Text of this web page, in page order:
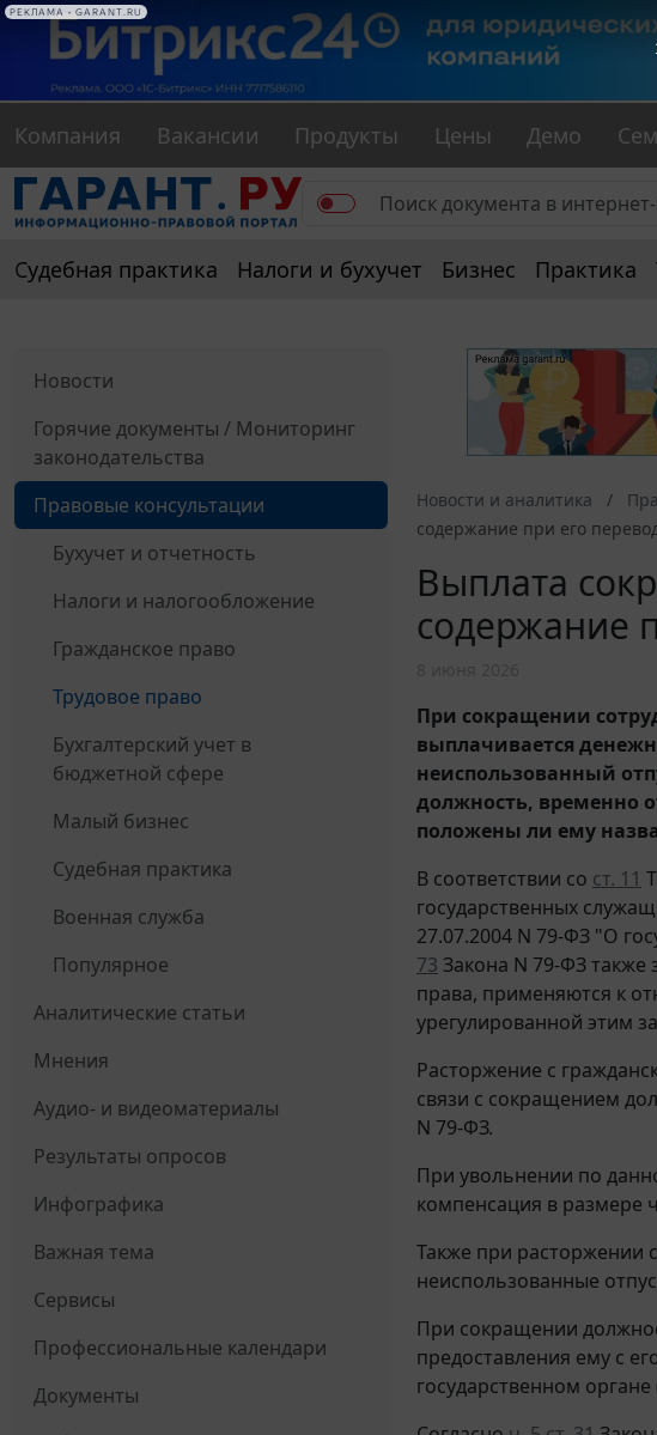
Компания Вакансии Продукты Цены Демо
Судебная практика Налоги и бухучет Бизнес Практика
Новости
Горячие документы / Мониторинг
законодательства
Правовые консультации
Бухучет и отчетность
Налоги и налогообложение
Гражданское право
Трудовое право
Бухгалтерский учет в
бюджетной сфере
Малый бизнес
Судебная практика
Военная служба
Популярное
Аналитические статьи
Мнения
Аудио- и видеоматериалы
Результаты опросов
Инфографика
Важная тема
Сервисы
Профессиональные календари
Документы
Новости и аналитика
содержание при его
Выплата
содержание
При сокращении
выплачивается
неиспользованный
должность, временно
положены ли ему
В соответствии со ст. 11
государственных
27.07.2004 N 79-ФЗ "О
73 Закона N 79-ФЗ
права, применяются к
урегулированной этим
Расторжение с
связи с сокращением
N 79-ФЗ.
При увольнении по
компенсация в размере
Также при расторжении
неиспользованные
При сокращении
предоставления ему с
государственном органе
РЕКЛАМА • GARANT.RU